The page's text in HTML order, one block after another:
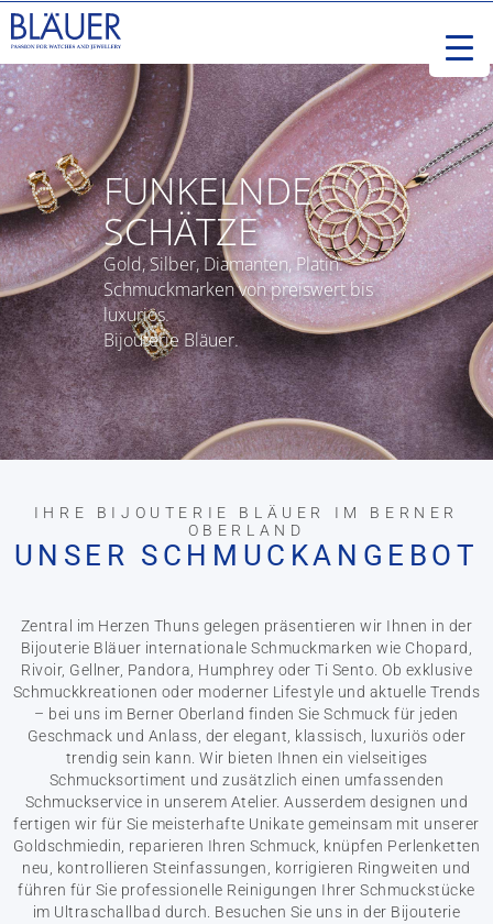
FUNKELNDE
SCHÄTZE
Gold, Silber, Diamanten, Platin.
Schmuckmarken von preiswert bis
luxuriös.
Bijouterie Bläuer.
IHRE BIJOUTERIE BLÄUER IM BERNER
OBERLAND
UNSER SCHMUCKANGEBOT
Zentral im Herzen Thuns gelegen präsentieren wir Ihnen in der
Bijouterie Bläuer internationale Schmuckmarken wie Chopard,
Rivoir, Gellner, Pandora, Humphrey oder Ti Sento. Ob exklusive
Schmuckkreationen oder moderner Lifestyle und aktuelle Trends
– bei uns im Berner Oberland finden Sie Schmuck für jeden
Geschmack und Anlass, der elegant, klassisch, luxuriös oder
trendig sein kann. Wir bieten Ihnen ein vielseitiges
Schmucksortiment und zusätzlich einen umfassenden
Schmuckservice in unserem Atelier. Ausserdem designen und
fertigen wir für Sie meisterhafte Unikate gemeinsam mit unserer
Goldschmiedin, reparieren Ihren Schmuck, knüpfen Perlenketten
neu, kontrollieren Steinfassungen, korrigieren Ringweiten und
führen für Sie professionelle Reinigungen Ihrer Schmuckstücke
im Ultraschallbad durch. Besuchen Sie uns in der Bijouterie